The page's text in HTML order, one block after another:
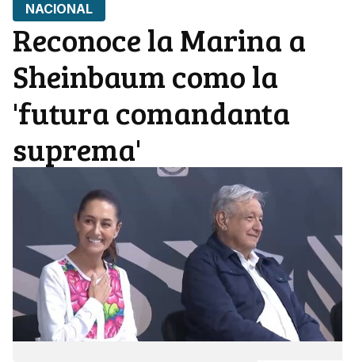
NACIONAL
Reconoce la Marina a
Sheinbaum como la
'futura comandanta
suprema'